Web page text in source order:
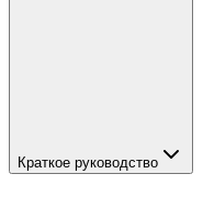
Краткое руководство